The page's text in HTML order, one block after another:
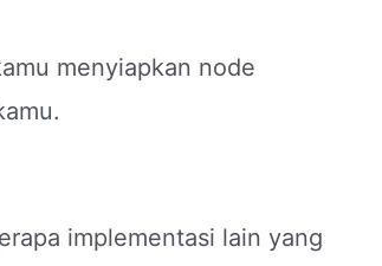
menyiapkan node
implementasi lain yang